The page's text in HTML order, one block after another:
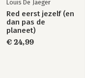
Louis De Jaeger
Red eerst jezelf (en
dan pas de
planeet)
€ 24,99